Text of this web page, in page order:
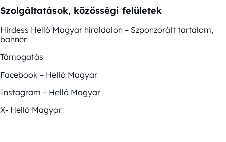
Szolgáltatások, közösségi felületek
Hirdess Helló Magyar híroldalon – Szponzorált tartalom,
banner
Támogatás
Facebook – Helló Magyar
Instagram – Helló Magyar
X- Helló Magyar